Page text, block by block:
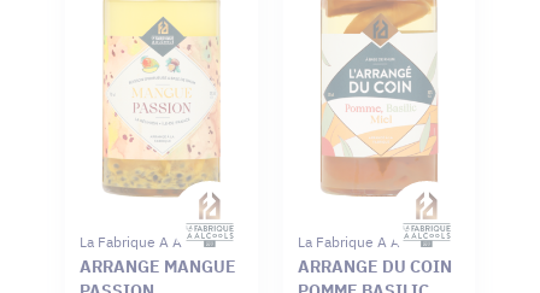
La Fabrique A Alcools
ARRANGE MANGUE
La Fabrique A Alcools
ARRANGE DU COIN